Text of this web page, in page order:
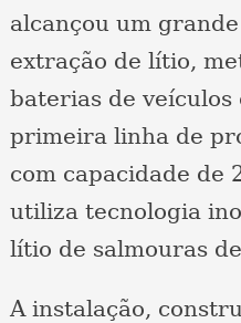
alcançou um
extração de lítio,
baterias de
primeira linha de
com capacidade de
utiliza tecnologia
lítio de salmouras
A instalação,